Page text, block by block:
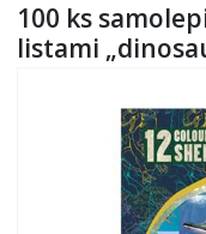
100 ks
listami